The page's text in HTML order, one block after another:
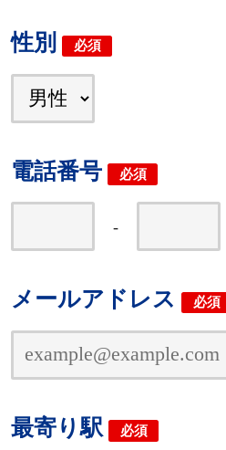
性別 必須
電話番号 必須
-
メールアドレス 必須
最寄り駅 必須